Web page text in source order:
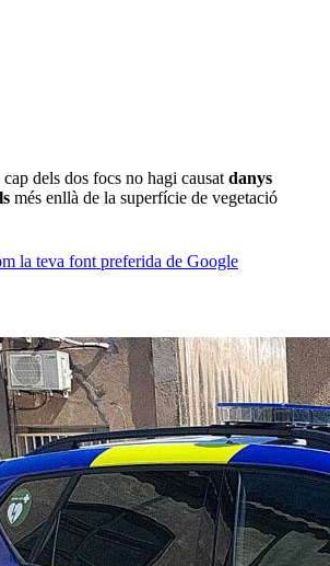
dels dos focs no hagi causat danys
més enllà de la superfície de vegetació
la teva font preferida de Google